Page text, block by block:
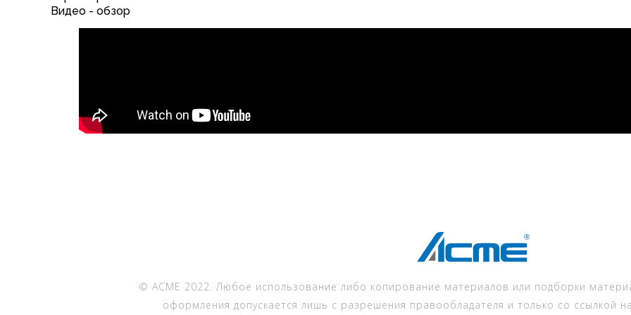
Видео - обзор
© ACME 2022. Любое использование либо копирование материалов или подборки
оформления допускается лишь с разрешения правообладателя и только со ссылкой